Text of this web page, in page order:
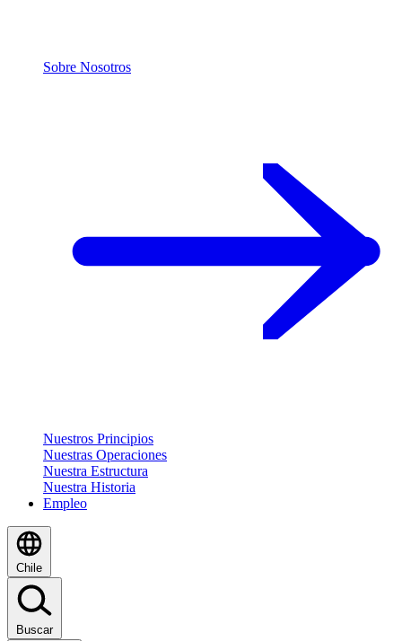
Sobre Nosotros
Nuestros Principios
Nuestras Operaciones
Nuestra Estructura
Nuestra Historia
Empleo
Chile
Buscar